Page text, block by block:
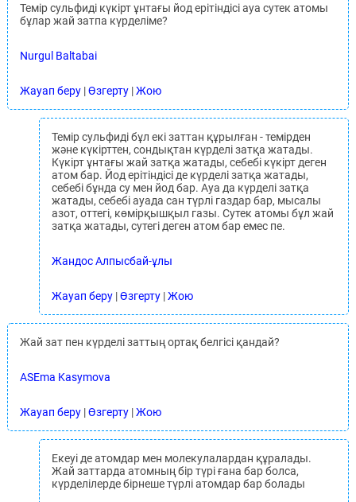
Темір сульфиді күкірт ұнтағы йод ерітіндісі ауа сутек атомы
бұлар жай затпа күрделіме?
Nurgul Baltabai
Жауап беру|Өзгерту|Жою
Темір сульфиді бұл екі заттан құрылған - темірден
және күкірттен, сондықтан күрделі затқа жатады.
Күкірт ұнтағы жай затқа жатады, себебі күкірт деген
атом бар. Йод ерітіндісі де күрделі затқа жатады,
себебі бұнда су мен йод бар. Ауа да күрделі затқа
жатады, себебі ауада сан түрлі газдар бар, мысалы
азот, оттегі, көмірқышқыл газы. Сутек атомы бұл жай
затқа жатады, сутегі деген атом бар емес пе.
Жандос Алпысбай-ұлы
Жауап беру|Өзгерту|Жою
Жай зат пен күрделі заттың ортақ белгісі қандай?
ASEma Kasymova
Жауап беру|Өзгерту|Жою
Екеуі де атомдар мен молекулалардан құралады.
Жай заттарда атомның бір түрі ғана бар болса,
күрделілерде бірнеше түрлі атомдар бар болады